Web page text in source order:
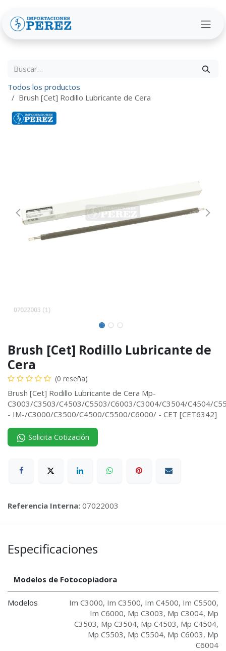
Todos los productos
Brush [Cet] Rodillo Lubricante de Cera
Brush [Cet] Rodillo Lubricante de
Cera
(0 reseña)
Brush [Cet] Rodillo Lubricante de Cera Mp-
C3003/C3503/C4503/C5503/C6003/C3004/C3504/C4504/
- IM-/C3000/C3500/C4500/C5500/C6000/ - CET [CET6342]
Solicita Cotización
Referencia Interna: 07022003
Especificaciones
Modelos de Fotocopiadora
Modelos Im C3000, Im C3500, Im C4500, Im C5500,
Im C6000, Mp C3003, Mp C3004, Mp
C3503, Mp C3504, Mp C4503, Mp C4504,
Mp C5503, Mp C5504, Mp C6003, Mp
C6004